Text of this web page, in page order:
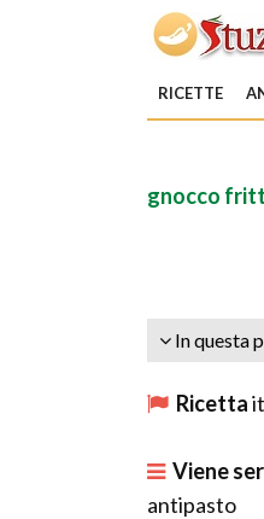
RICETTE
gnocco
In questa
Ricetta
Viene
antipasto